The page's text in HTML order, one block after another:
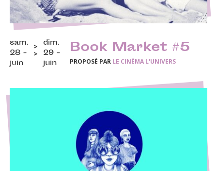
sam.
28 -
juin
dim.
29 -
juin
Book Market #5
PROPOSÉ PAR LE CINÉMA L'UNIVERS